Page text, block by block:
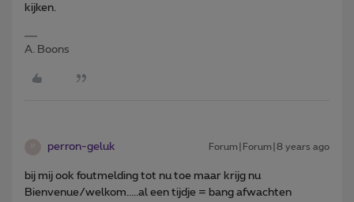
kijken.
A. Boons
perron-geluk Forum|Forum|8 years ago
bij mij ook foutmelding tot nu toe maar krijg nu
Bienvenue/welkom.....al een tijdje = bang afwachten